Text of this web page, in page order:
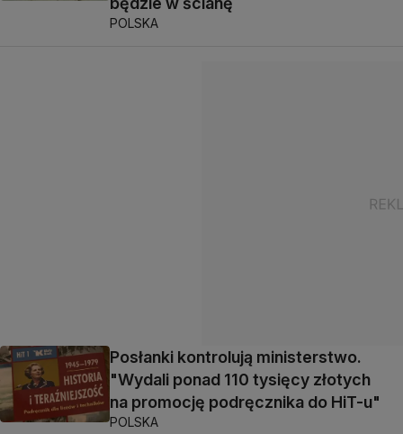
POLSKA
Posłanki kontrolują ministerstwo.
"Wydali ponad 110 tysięcy złotych
na promocję podręcznika do HiT-u"
POLSKA